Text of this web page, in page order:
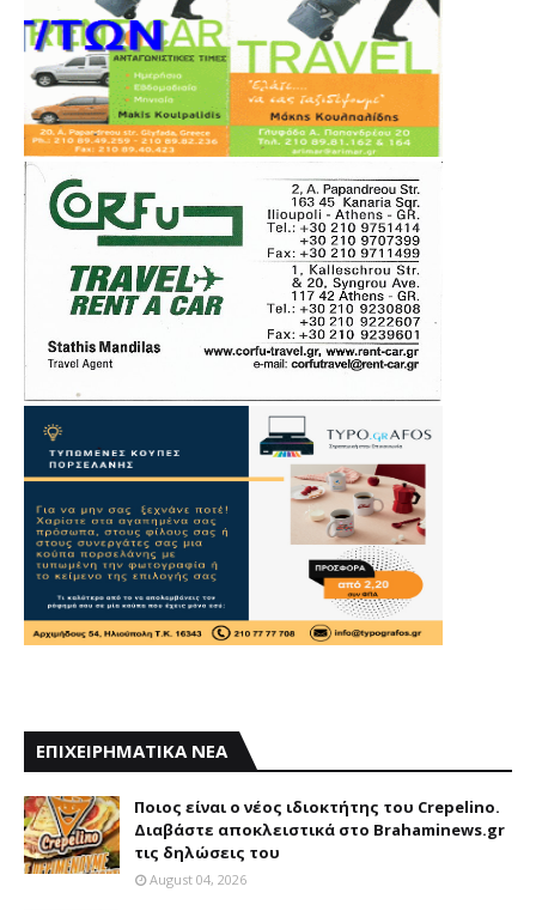
ΕΠΙΧΕΙΡΗΜΑΤΙΚΑ ΝΕΑ
Ποιος είναι ο νέος ιδιοκτήτης του Crepelino.
Διαβάστε αποκλειστικά στο Brahaminews.gr
τις δηλώσεις του
August 04, 2026